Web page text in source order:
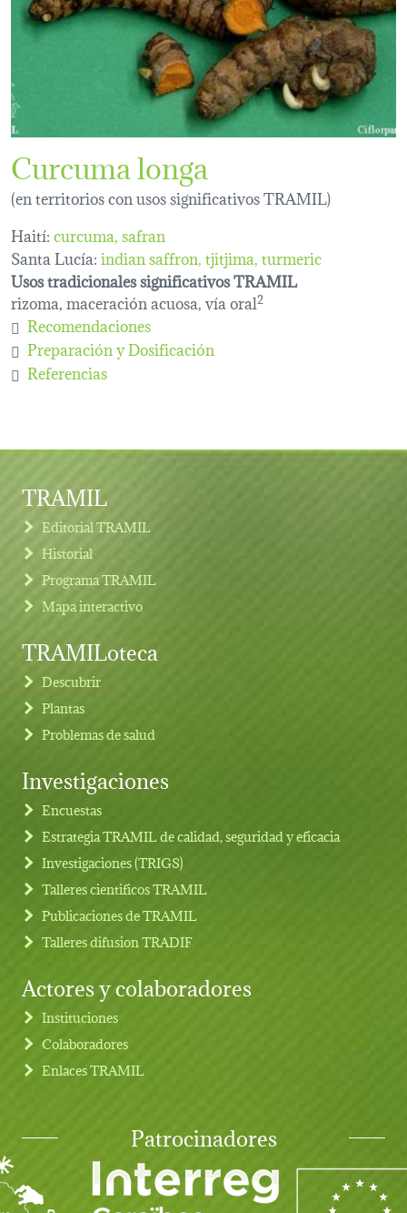
Curcuma longa
(en territorios con usos significativos TRAMIL)
Haití:curcuma safran
Santa Lucía:indian saffron tjitjima turmeric
Usos tradicionales significativos TRAMIL
rizoma, maceración acuosa, vía oral2
Recomendaciones
Preparación y Dosificación
Referencias
Footer menu
TRAMIL
Editorial TRAMIL
Historial
Programa TRAMIL
Mapa interactivo
TRAMILoteca
Descubrir
Plantas
Problemas de salud
Investigaciones
Encuestas
Estrategia TRAMIL de calidad, seguridad y eficacia
Investigaciones (TRIGS)
Talleres cientificos TRAMIL
Publicaciones de TRAMIL
Talleres difusion TRADIF
Actores y colaboradores
Instituciones
Colaboradores
Enlaces TRAMIL
Patrocinadores